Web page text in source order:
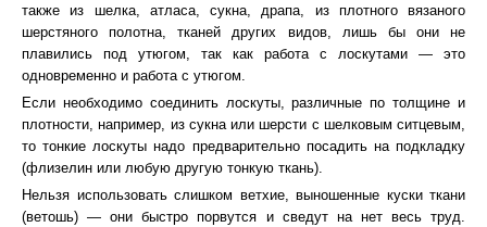
также из шелка, атласа, сукна, драпа, из плотного вязаного
шерстяного полотна, тканей других видов, лишь бы они не
плавились под утюгом, так как работа с лоскутами — это
одновременно и работа с утюгом.
Если необходимо соединить лоскуты, различные по толщине и
плотности, например, из сукна или шерсти с шелковым ситцевым,
то тонкие лоскуты надо предварительно посадить на подкладку
(флизелин или любую другую тонкую ткань).
Нельзя использовать слишком ветхие, выношенные куски ткани
(ветошь) — они быстро порвутся и сведут на нет весь труд.